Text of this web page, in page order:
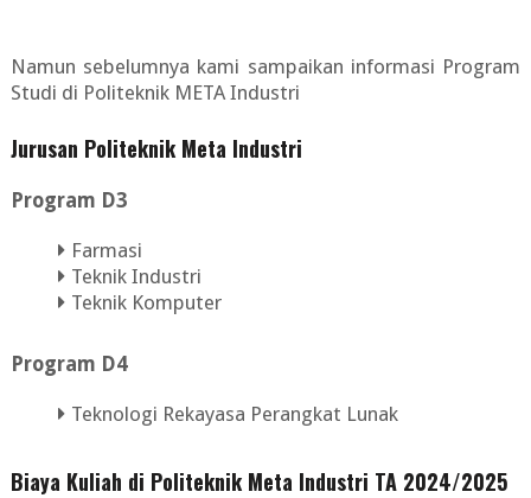
Namun sebelumnya kami sampaikan informasi Program
Studi di Politeknik META Industri
Jurusan Politeknik Meta Industri
Program D3
Farmasi
Teknik Industri
Teknik Komputer
Program D4
Teknologi Rekayasa Perangkat Lunak
Biaya Kuliah di Politeknik Meta Industri TA 2024/2025